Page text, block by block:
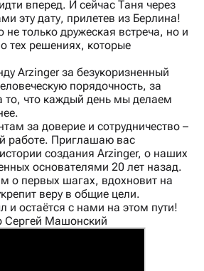
вперед. И сейчас Таня через
эту дату, прилетев из Берлина!
не только дружеская встреча, но и
тех решениях, которые
Arzinger за безукоризненный
порядочность, за
то, что каждый день мы делаем
за доверие и сотрудничество –
работе. Приглашаю вас
создания Arzinger, о наших
основателями 20 лет назад.
о первых шагах, вдохновит на
веру в общие цели.
и остаётся с нами на этом пути!
Сергей Машонский